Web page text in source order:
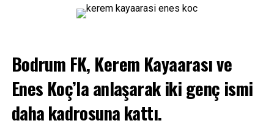
Ankara’nın Gücü Çağdaş Bodrum’a Yetmedi…
Bodrum FK, Kerem Kayaarası ve
Enes Koç’la anlaşarakiki genç ismi
daha kadrosuna kattı.